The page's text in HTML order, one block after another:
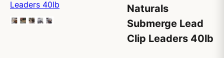
Naturals
Submerge Lead
Clip Leaders 40lb